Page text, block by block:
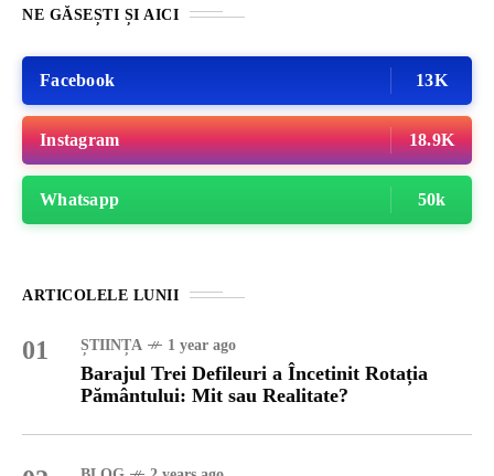
NE GĂSEȘTI ȘI AICI
Facebook 13K
Instagram 18.9K
Whatsapp 50k
ARTICOLELE LUNII
01 ȘTIINȚA 1 year ago
Barajul Trei Defileuri a Încetinit Rotația
Pământului: Mit sau Realitate?